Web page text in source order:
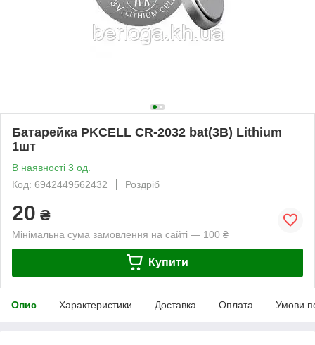
Батарейка PKCELL CR-2032 bat(3B) Lithium
1шт
В наявності 3 од.
Код: 6942449562432
Роздріб
20 ₴
Мінімальна сума замовлення на сайті — 100 ₴
Купити
Опис Характеристики Доставка Оплата Умови